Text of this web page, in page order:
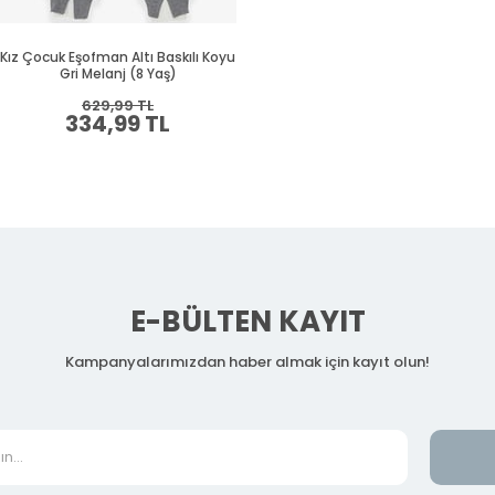
Kız Çocuk Eşofman Altı Baskılı Koyu
Gri Melanj (8 Yaş)
334,99 TL
629,99 TL
E-BÜLTEN KAYIT
Kampanyalarımızdan haber almak için kayıt olun!